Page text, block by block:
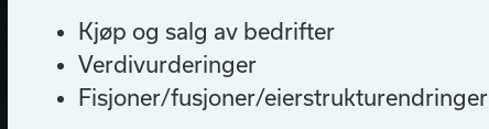
Kjøp og salg av bedrifter
Verdivurderinger
Fisjoner/fusjoner/eierstrukturendringer